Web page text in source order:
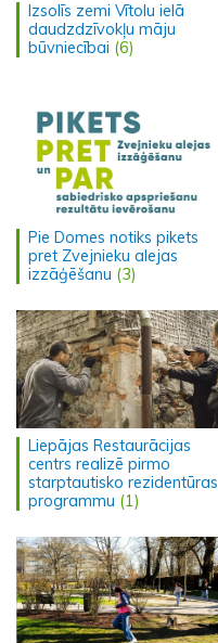
Izsolīs zemi Vītolu ielā
daudzdzīvokļu māju
būvniecībai (6)
Pie Domes notiks pikets
pret Zvejnieku alejas
izzāģēšanu (3)
Liepājas Restaurācijas
centrs realizē pirmo
starptautisko rezidentūras
programmu (1)